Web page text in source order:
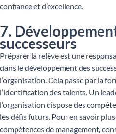
confiance et d’excellence.
7.
successeurs
Préparer la relève est une
dans le développement des
l’organisation. Cela passe par la
l’identification des talents. Un
l’organisation dispose des
les défis futurs. Pour en savoir
compétences de management,